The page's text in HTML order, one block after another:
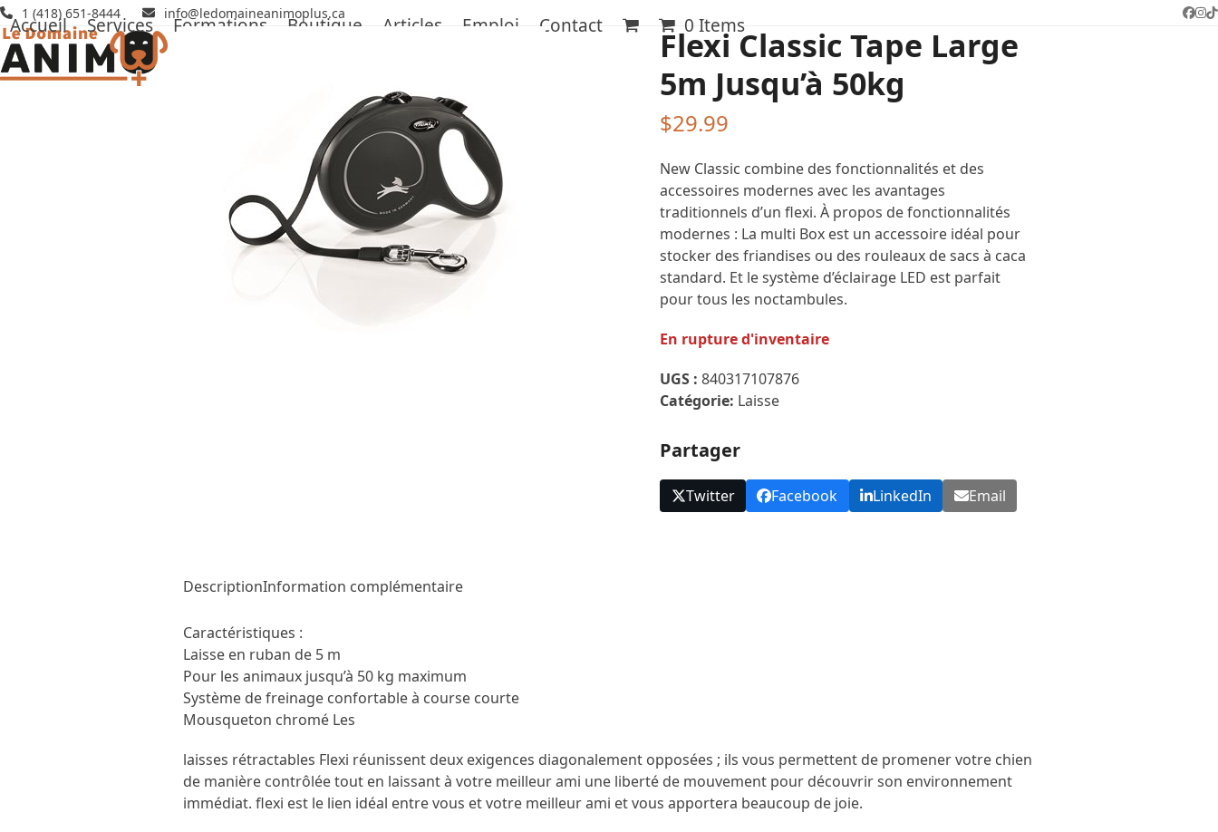
Skip
to
content
1 (418) 651-8444 info@ledomaineanimoplus.ca
Accueil Services Formations Boutique Articles Emploi Contact 0 Items
Flexi Classic Tape Large
5m Jusqu’à 50kg
$29.99
New Classic combine des fonctionnalités et des
accessoires modernes avec les avantages
traditionnels d’un flexi.À propos de fonctionnalités
modernes : La multi Box est un accessoire idéal pour
stocker des friandises ou des rouleaux de sacs à caca
standard. Et le système d’éclairage LED est parfait
pour tous les noctambules.
En rupture d'inventaire
UGS :840317107876
Catégorie: Laisse
Partager
Twitter Facebook LinkedIn Email
DescriptionInformation complémentaire
Caractéristiques :
Laisse en ruban de 5 m
Pour les animaux jusqu’à 50 kg maximum
Système de freinage confortable à course courte
Mousqueton chromé Les
laisses rétractables Flexi réunissent deux exigences diagonalement opposées ; ils vous permettent de promener votre chien
de manière contrôlée tout en laissant à votre meilleur ami une liberté de mouvement pour découvrir son environnement
immédiat. flexi est le lien idéal entre vous et votre meilleur ami et vous apportera beaucoup de joie.